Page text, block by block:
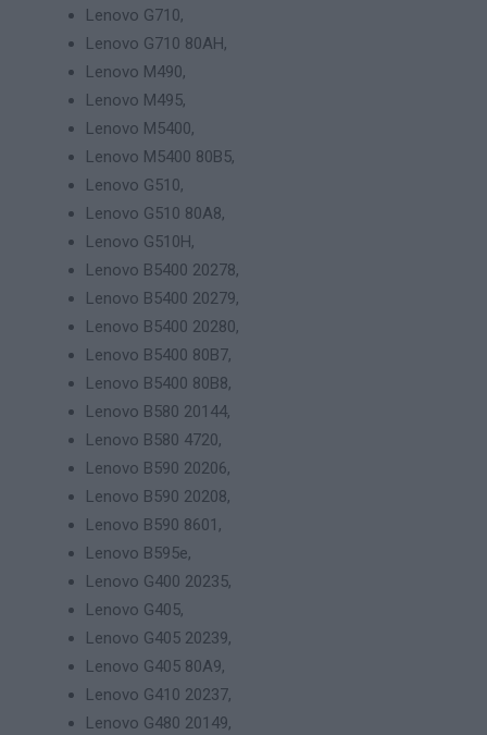
Lenovo G710,
Lenovo G710 80AH,
Lenovo M490,
Lenovo M495,
Lenovo M5400,
Lenovo M5400 80B5,
Lenovo G510,
Lenovo G510 80A8,
Lenovo G510H,
Lenovo B5400 20278,
Lenovo B5400 20279,
Lenovo B5400 20280,
Lenovo B5400 80B7,
Lenovo B5400 80B8,
Lenovo B580 20144,
Lenovo B580 4720,
Lenovo B590 20206,
Lenovo B590 20208,
Lenovo B590 8601,
Lenovo B595e,
Lenovo G400 20235,
Lenovo G405,
Lenovo G405 20239,
Lenovo G405 80A9,
Lenovo G410 20237,
Lenovo G480 20149,